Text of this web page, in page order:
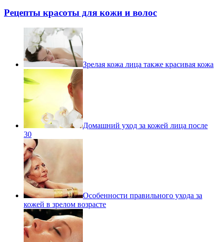
Рецепты красоты для кожи и волос
Зрелая кожа лица также красивая кожа
Домашний уход за кожей лица после
30
Особенности правильного ухода за
кожей в зрелом возрасте